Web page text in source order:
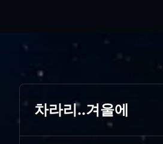
차라리..겨울에